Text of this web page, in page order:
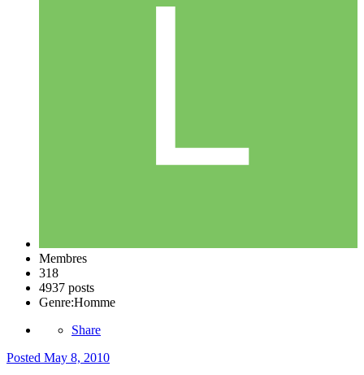
Membres
318
4937 posts
Genre:Homme
Share
Posted May 8, 2010